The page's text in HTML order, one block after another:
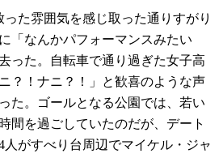
た雰囲気を感じ取った通りすがり
「なんかパフォーマンスみたい
った。自転車で通り過ぎた女子高
？！ナニ？！」と歓喜のような声
た。ゴールとなる公園では、若い
間を過ごしていたのだが、デート
がすべり台周辺でマイケル・ジャ